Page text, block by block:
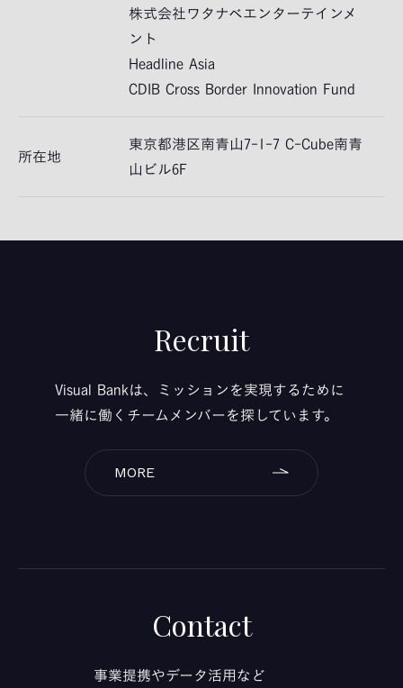
株式会社ワタナベエンターテインメ
ント
Headline Asia
CDIB Cross Border Innovation Fund
所在地
東京都港区南青山7-1-7 C-Cube南青
山ビル6F
Recruit
Visual Bankは、ミッションを実現するために
一緒に働くチームメンバーを探しています。
MORE
Contact
事業提携やデータ活用など